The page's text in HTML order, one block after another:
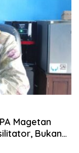
Magetan
Bukan